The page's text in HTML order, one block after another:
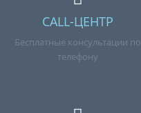
CALL-ЦЕНТР
Бесплатные консультации по
телефону